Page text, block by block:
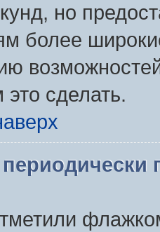
но
более
сделать.